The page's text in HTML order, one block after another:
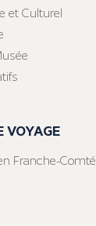
et Culturel
VOYAGE
Franche-Comté